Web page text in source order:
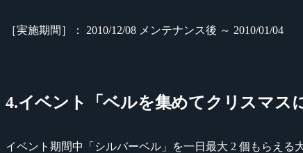
［実施期間］： 2010/12/08 メンテナンス後 ～ 2010/01/04
4.イベント「ベルを集めてクリスマス
イベント期間中「シルバーベル」を一日最大 2 個もらえる